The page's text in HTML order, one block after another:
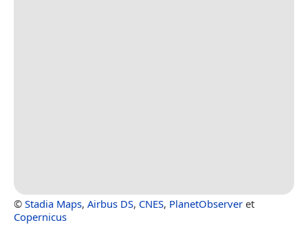
© Stadia Maps, Airbus DS, CNES, PlanetObserver et
Copernicus